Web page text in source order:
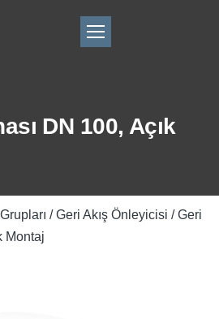
DN 100, Açık
/Geri Akış Önleyicisi / Geri
Montaj